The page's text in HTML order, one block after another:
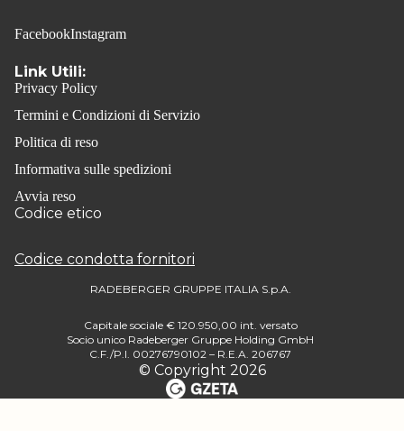
FacebookInstagram
Link Utili:
Privacy Policy
Termini e Condizioni di Servizio
Politica di reso
Informativa sulle spedizioni
Avvia reso
Codice etico
Codice condotta fornitori
RADEBERGER GRUPPE ITALIA S.p.A.
Capitale sociale € 120.950,00 int. versato
Socio unico Radeberger Gruppe Holding GmbH
C.F./P.I. 00276790102 – R.E.A. 206767
© Copyright 2026